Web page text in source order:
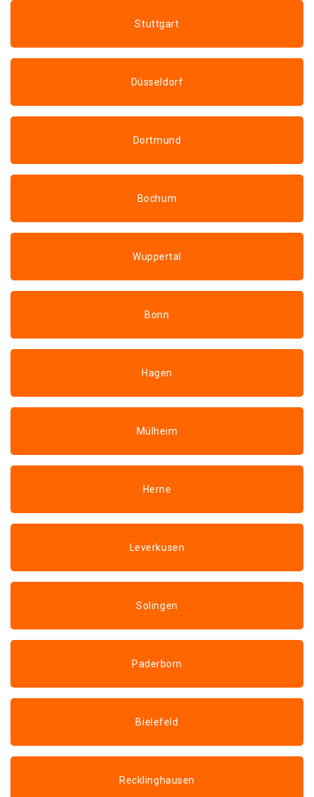
Stuttgart
Düsseldorf
Dortmund
Bochum
Wuppertal
Bonn
Hagen
Mülheim
Herne
Leverkusen
Solingen
Paderborn
Bielefeld
Recklinghausen